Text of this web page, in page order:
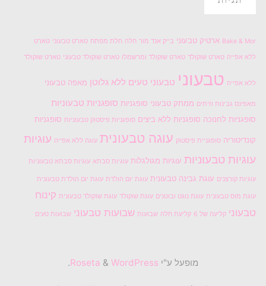
Bake & Mor ארטיק טבעוני בייק אנד מור חלה חלת מפתח טארט טבעוני טארט
ללא אפייה טארט שוקולד טארט שוקולד ומרשמלו טארט שוקולד טבעוני טארט שוקולד
ללא אפייה טבעוני טבעוני טעים ללא גלוטן מאפה טבעוני
מאפינס גבינות וזיתים ממתק טבעוני סופגניות סופגניות טבעוניות
סופגניות לחנוכה סופגניות ללא ביצים סופגניות פיסטוק טבעוניות סופגניות
קונדיטוריה סופגניית פיסטוק עוגה טבעונית עוגה ללא אפייה עוגיות
עוגיות טבעוניות עוגיות מגולגלות עוגיות סבתא עוגיות סבתא טבעוניות
עוגיות קורצנים עוגת גבינה טבעונית עוגת יום הולדת עוגת יום הולדת טבעונית
עוגת מוס טבעונית עוגת נוגט ובוטנים עוגת שוקולד עוגת שוקולד טבעונית קינוח
טבעוני קליעה של 6 קליעת חלה שבועות שבועות טבעוני שבועות טעים
מופעל ע"י & WordPress
.